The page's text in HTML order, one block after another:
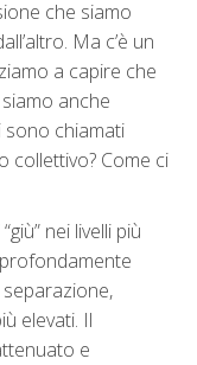
che siamo
Ma c’è un
a capire che
anche
sono chiamati
collettivo? Come ci
nei livelli più
elevati. Il
e